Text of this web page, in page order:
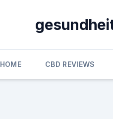
HOME CBD REVIEWS